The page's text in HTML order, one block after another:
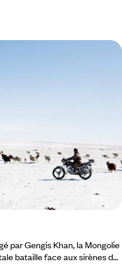
qu'il ne soit trop tard. 1
mieux cet art unique sous
par Gengis Khan, la Mongolie
bataille face aux sirènes de